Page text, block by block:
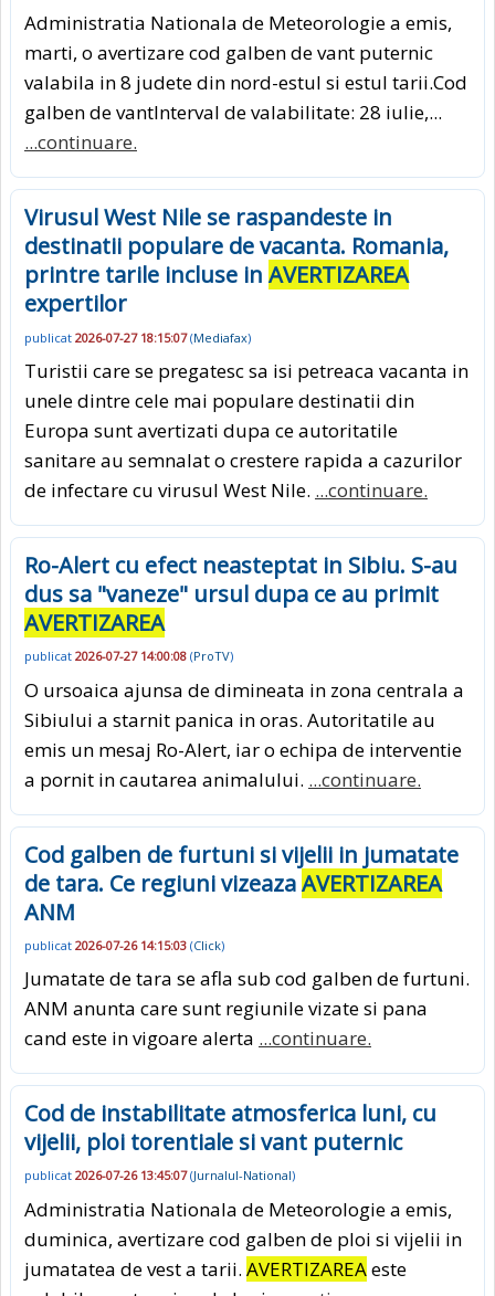
Administratia Nationala de Meteorologie a emis,
marti, o avertizare cod galben de vant puternic
valabila in 8 judete din nord-estul si estul tarii.Cod
galben de vantInterval de valabilitate: 28 iulie,...
...continuare.
Virusul West Nile se raspandeste in
destinatii populare de vacanta. Romania,
printre tarile incluse in AVERTIZAREA
expertilor
publicat 2026-07-27 18:15:07(Mediafax)
Turistii care se pregatesc sa isi petreaca vacanta in
unele dintre cele mai populare destinatii din
Europa sunt avertizati dupa ce autoritatile
sanitare au semnalat o crestere rapida a cazurilor
de infectare cu virusul West Nile. ...continuare.
Ro-Alert cu efect neasteptat in Sibiu. S-au
dus sa "vaneze" ursul dupa ce au primit
AVERTIZAREA
publicat 2026-07-27 14:00:08 (ProTV)
O ursoaica ajunsa de dimineata in zona centrala a
Sibiului a starnit panica in oras. Autoritatile au
emis un mesaj Ro-Alert, iar o echipa de interventie
a pornit in cautarea animalului. ...continuare.
Cod galben de furtuni si vijelii in jumatate
de tara. Ce regiuni vizeazaAVERTIZAREA
ANM
publicat 2026-07-26 14:15:03 (Click)
Jumatate de tara se afla sub cod galben de furtuni.
ANM anunta care sunt regiunile vizate si pana
cand este in vigoare alerta ...continuare.
Cod de instabilitate atmosferica luni, cu
vijelii, ploi torentiale si vant puternic
publicat 2026-07-26 13:45:07(Jurnalul-National)
Administratia Nationala de Meteorologie a emis,
duminica, avertizare cod galben de ploi si vijelii in
jumatatea de vest a tarii. AVERTIZAREAeste